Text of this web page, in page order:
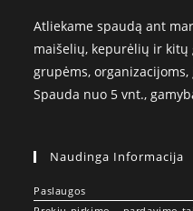
Atliekame spaudą ant
maišelių, kepurėlių ir kitų
grupėms,
Spauda nuo 5 vnt.,
Naudinga Informacija
Paslaugos